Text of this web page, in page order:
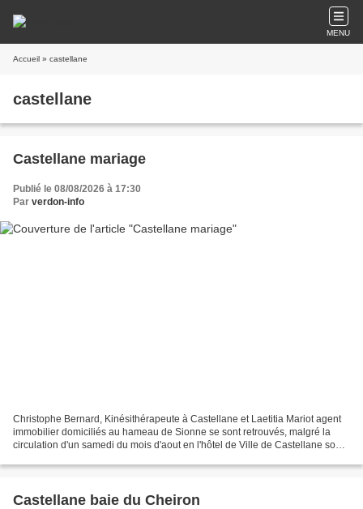
MENU
Accueil » castellane
castellane
Castellane mariage
Publié le 08/08/2026 à 17:30
Par verdon-info
Christophe Bernard, Kinésithérapeute à Castellane et Laetitia Mariot agent
immobilier domiciliés au hameau de Sionne se sont retrouvés, malgré la
circulation d'un samedi du mois d'aout en l'hôtel de Ville de Castellane sous
Castellane baie du Cheiron